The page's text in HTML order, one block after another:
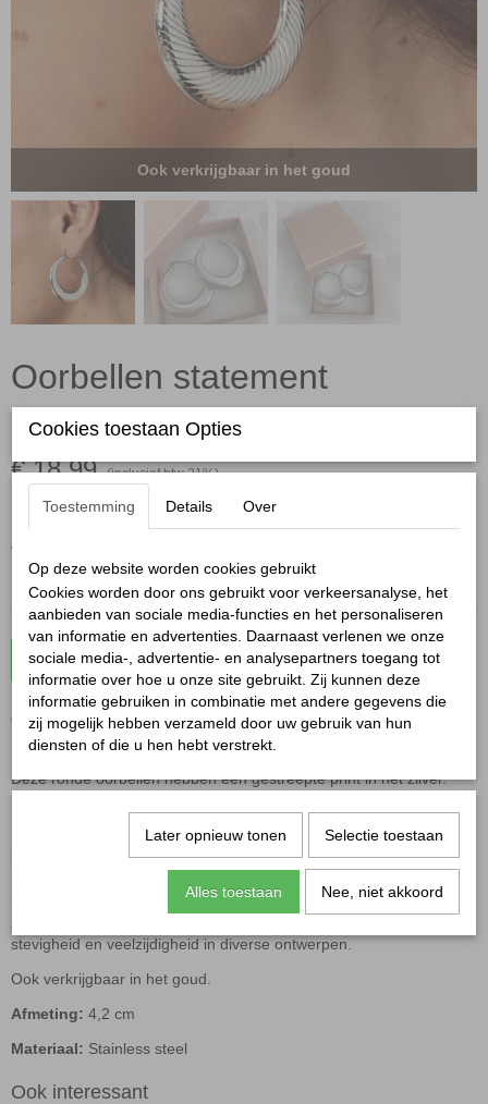
Ook verkrijgbaar in het goud
Oorbellen statement
gestreept zilver
€ 18,99 (inclusief btw 21%)
Op voorraad
Aantal
In winkelwagen
Oorbellen statement gestreept zilver
Deze ronde oorbellen hebben een gestreepte print in het zilver.
De oorbellen statement gestreept zilver zijn gemaakt van stainless
steel.
hebben een moderne uitstraling.
stevigheid en veelzijdigheid in diverse ontwerpen.
Ook verkrijgbaar in het goud.
Afmeting: 4,2 cm
Materiaal: Stainless steel
Ook interessant
Cookies toestaan Opties
Toestemming Details Over
Op deze website worden cookies gebruikt
Cookies worden door ons gebruikt voor verkeersanalyse, het
aanbieden van sociale media-functies en het personaliseren
van informatie en advertenties. Daarnaast verlenen we onze
sociale media-, advertentie- en analysepartners toegang tot
informatie over hoe u onze site gebruikt. Zij kunnen deze
informatie gebruiken in combinatie met andere gegevens die
zij mogelijk hebben verzameld door uw gebruik van hun
diensten of die u hen hebt verstrekt.
Later opnieuw tonen Selectie toestaan
Alles toestaan Nee, niet akkoord